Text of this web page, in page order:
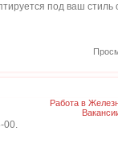
под ваш
Работа в
00.